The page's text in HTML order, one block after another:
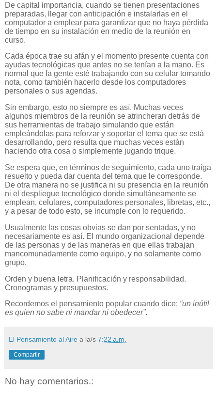
De capital importancia, cuando se tienen presentaciones
preparadas, llegar con anticipación e instalarlas en el
computador a emplear para garantizar que no haya pérdida
de tiempo en su instalación en medio de la reunión en
curso.
Cada época trae su afán y el momento presente cuenta con
ayudas tecnológicas que antes no se tenían a la mano. Es
normal que la gente esté trabajando con su celular tomando
nota, como también hacerlo desde los computadores
personales o sus agendas.
Sin embargo, esto no siempre es así. Muchas veces
algunos miembros de la reunión se atrincheran detrás de
sus herramientas de trabajo simulando que están
empleándolas para reforzar y soportar el tema que se está
desarrollando, pero resulta que muchas veces están
haciendo otra cosa o simplemente jugando trique.
Se espera que, en términos de seguimiento, cada uno traiga
resuelto y pueda dar cuenta del tema que le corresponde.
De otra manera no se justifica ni su presencia en la reunión
ni el despliegue tecnológico donde simultáneamente se
emplean, celulares, computadores personales, libretas, etc.,
y a pesar de todo esto, se incumple con lo requerido.
Usualmente las cosas obvias se dan por sentadas, y no
necesariamente es así. El mundo organizacional depende
de las personas y de las maneras en que ellas trabajan
mancomunadamente como equipo, y no solamente como
grupo.
Orden y buena letra. Planificación y responsabilidad.
Cronogramas y presupuestos.
Recordemos el pensamiento popular cuando dice: “un inútil
es quien no sabe ni mandar ni obedecer”.
El Pensamiento al Aire a la/s 7:22 a.m.
Compartir
No hay comentarios.: